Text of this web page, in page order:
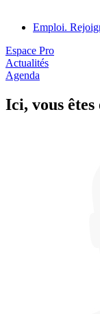
Emploi.
Espace Pro
Actualités
Agenda
Ici, vous êtes